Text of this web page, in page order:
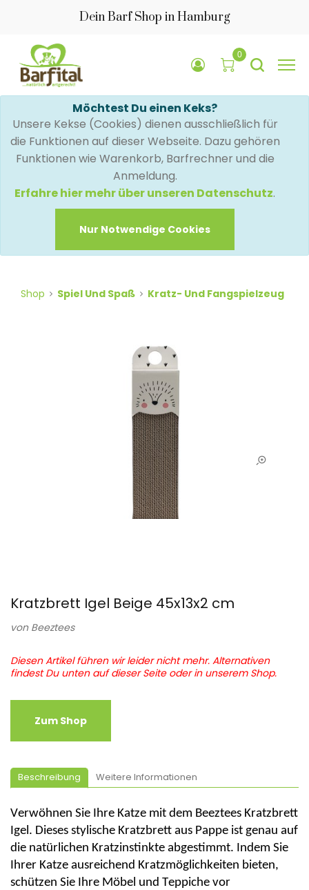
Dein Barf Shop in Hamburg
0
Möchtest Du einen Keks?
Unsere Kekse (Cookies) dienen ausschließlich für
die Funktionen auf dieser Webseite. Dazu gehören
Funktionen wie Warenkorb, Barfrechner und die
Anmeldung.
Erfahre hier mehr über unseren Datenschutz.
Nur Notwendige Cookies
Shop Spiel Und Spaß Kratz- Und Fangspielzeug
Kratzbrett Igel Beige 45x13x2 cm
von Beeztees
Diesen Artikel führen wir leider nicht mehr. Alternativen
findest Du unten auf dieser Seite oder in unserem Shop.
Zum Shop
Beschreibung Weitere Informationen
Verwöhnen Sie Ihre Katze mit dem Beeztees Kratzbrett
Igel. Dieses stylische Kratzbrett aus Pappe ist genau auf
die natürlichen Kratzinstinkte abgestimmt. Indem Sie
Ihrer Katze ausreichend Kratzmöglichkeiten bieten,
schützen Sie Ihre Möbel und Teppiche vor